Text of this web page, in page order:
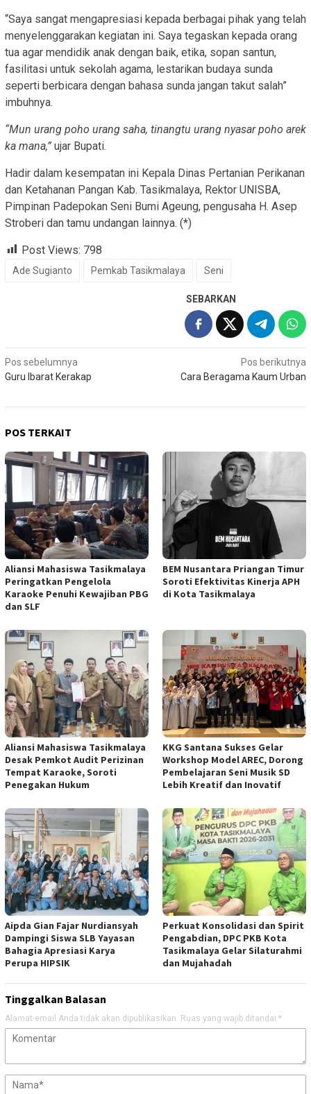
“Saya sangat mengapresiasi kepada berbagai pihak yang telah
menyelenggarakan kegiatan ini. Saya tegaskan kepada orang
tua agar mendidik anak dengan baik, etika, sopan santun,
fasilitasi untuk sekolah agama, lestarikan budaya sunda
seperti berbicara dengan bahasa sunda jangan takut salah”
imbuhnya.
“Mun urang poho urang saha, tinangtu urang nyasar poho arek
ka mana,” ujar Bupati.
Hadir dalam kesempatan ini Kepala Dinas Pertanian Perikanan
dan Ketahanan Pangan Kab. Tasikmalaya, Rektor UNISBA,
Pimpinan Padepokan Seni Bumi Ageung, pengusaha H. Asep
Stroberi dan tamu undangan lainnya. (*)
Post Views: 798
Ade Sugianto Pemkab Tasikmalaya Seni
SEBARKAN
Navigasi
pos
Pos sebelumnya
Guru Ibarat Kerakap
Pos berikutnya
Cara Beragama Kaum Urban
POS TERKAIT
Aliansi Mahasiswa Tasikmalaya
Peringatkan Pengelola
Karaoke Penuhi Kewajiban PBG
dan SLF
BEM Nusantara Priangan Timur
Soroti Efektivitas Kinerja APH
di Kota Tasikmalaya
Aliansi Mahasiswa Tasikmalaya
Desak Pemkot Audit Perizinan
Tempat Karaoke, Soroti
Penegakan Hukum
KKG Santana Sukses Gelar
Workshop Model AREC, Dorong
Pembelajaran Seni Musik SD
Lebih Kreatif dan Inovatif
Aipda Gian Fajar Nurdiansyah
Dampingi Siswa SLB Yayasan
Bahagia Apresiasi Karya
Perupa HIPSIK
Perkuat Konsolidasi dan Spirit
Pengabdian, DPC PKB Kota
Tasikmalaya Gelar Silaturahmi
dan Mujahadah
Tinggalkan Balasan
Alamat email Anda tidak akan dipublikasikan. Ruas yang wajib ditandai *